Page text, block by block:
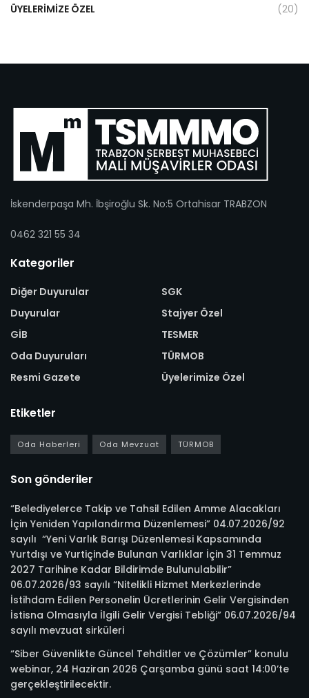
ÜYELERIMIZE ÖZEL
(20)
İskenderpaşa Mh. İbşiroğlu Sk. No:5 Ortahisar TRABZON
0462 321 55 34
Kategoriler
Diğer Duyurular
Duyurular
GİB
Oda Duyuruları
Resmi Gazete
SGK
Stajyer Özel
TESMER
TÜRMOB
Üyelerimize Özel
Etiketler
Oda Haberleri Oda Mevzuat TÜRMOB
Son gönderiler
“Belediyelerce Takip ve Tahsil Edilen Amme Alacakları
İçin Yeniden Yapılandırma Düzenlemesi” 04.07.2026/92
sayılı “Yeni Varlık Barışı Düzenlemesi Kapsamında
Yurtdışı ve Yurtiçinde Bulunan Varlıklar İçin 31 Temmuz
2027 Tarihine Kadar Bildirimde Bulunulabilir”
06.07.2026/93 sayılı “Nitelikli Hizmet Merkezlerinde
İstihdam Edilen Personelin Ücretlerinin Gelir Vergisinden
İstisna Olmasıyla İlgili Gelir Vergisi Tebliği” 06.07.2026/94
sayılı mevzuat sirküleri
“Siber Güvenlikte Güncel Tehditler ve Çözümler” konulu
webinar, 24 Haziran 2026 Çarşamba günü saat 14:00’te
gerçekleştirilecektir.